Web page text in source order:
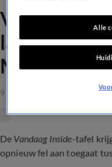
Vandaag
lachen om
Merel Ek
9 feb 2024, 23:58
De Vandaag Inside-tafel
opnieuw fel aan toegaat
Alle